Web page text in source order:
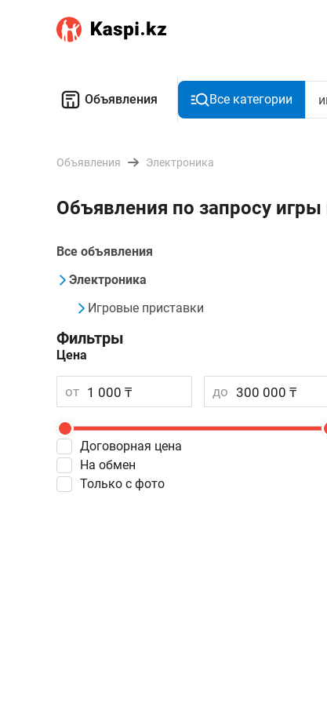
Объявления Все категории
Объявления Электроника
Объявления по запросу
Все объявления
Электроника
Игровые приставки
Фильтры
Цена
от до
Договорная цена
На обмен
Только с фото